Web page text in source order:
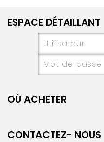
ESPACE DÉTAILLANT
OÙ ACHETER
CONTACTEZ- NOUS